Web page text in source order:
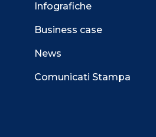
Infografiche
Business case
News
Comunicati Stampa